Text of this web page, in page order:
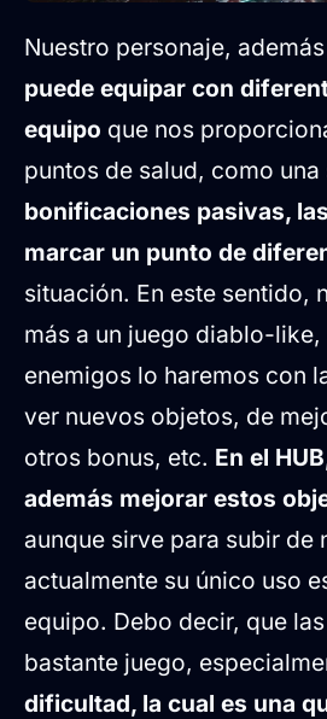
Nuestro personaje,
puede equipar con
equipo que nos
puntos de salud, como una
bonificaciones pasivas,
marcar un punto de
situación. En este sentido,
más a un juego diablo-like,
enemigos lo haremos con
ver nuevos objetos, de
otros bonus, etc. En el
además mejorar estos
aunque sirve para subir de
actualmente su único uso
equipo. Debo decir, que
bastante juego,
dificultad, la cual es una